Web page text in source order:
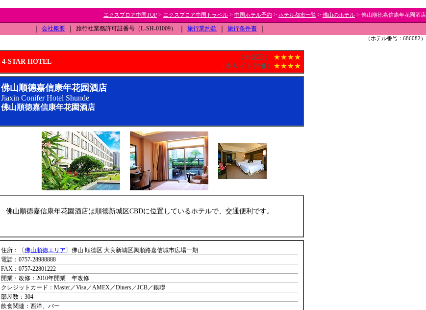
エクスプロア中国TOP > エクスプロア中国トラベル > 中国ホテル予約 > ホテル都市一覧 > 佛山のホテル > 佛山順徳嘉信康年花園酒店
会社概要 旅行社業務許可証番号（L-SH-01009） 旅行業約款 旅行条件書
（ホテル番号：686082）
4-STAR HOTEL
（未認定）
★★★★
（本サイト評価） ★★★★
佛山顺德嘉信康年花园酒店
Jiaxin Conifer Hotel Shunde
佛山順徳嘉信康年花園酒店
佛山順徳嘉信康年花園酒店は順徳新城区CBDに位置しているホテルで、交通便利です。
住所：〔佛山順徳エリア 〕佛山 順德区 大良新城区興順路嘉信城市広場一期
電話：0757-28988888
FAX：0757-22801222
開業・改修：2010年開業 年改修
クレジットカード：Master／Visa／AMEX／Diners／JCB／銀聯
部屋数：304
飲食関連：西洋、バー